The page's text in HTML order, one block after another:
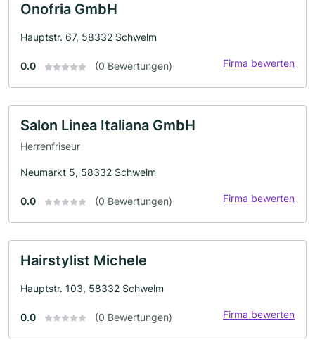
Onofria GmbH
Hauptstr. 67, 58332 Schwelm
0.0 (0 Bewertungen) Firma bewerten
Salon Linea Italiana GmbH
Herrenfriseur
Neumarkt 5, 58332 Schwelm
0.0 (0 Bewertungen) Firma bewerten
Hairstylist Michele
Hauptstr. 103, 58332 Schwelm
0.0 (0 Bewertungen) Firma bewerten